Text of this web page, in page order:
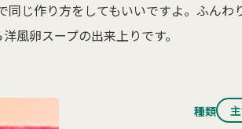
じ作り方をしてもいいですよ。ふん
風卵スープの出来上りです。
種類